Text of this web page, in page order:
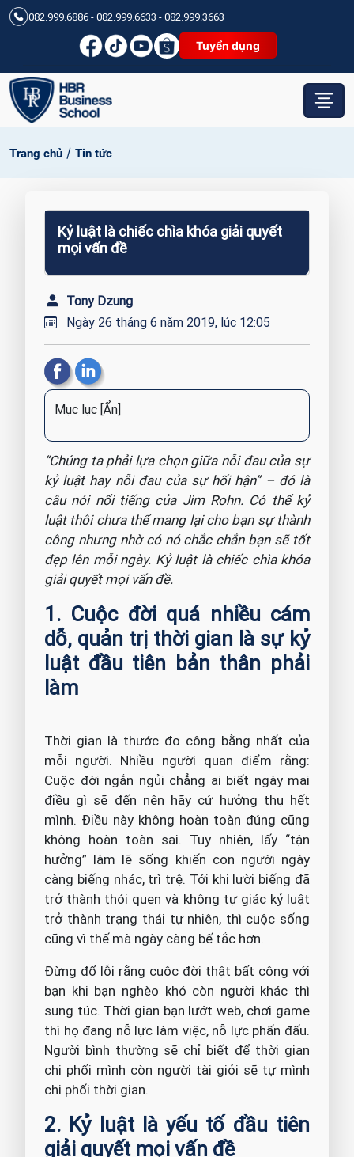
082.999.6886 - 082.999.6633 - 082.999.3663
Tuyển dụng
Trang chủ / Tin tức
Kỷ luật là chiếc chìa khóa giải quyết
mọi vấn đề
Tony Dzung
Ngày 26 tháng 6 năm 2019, lúc 12:05
Mục lục [Ẩn]
“Chúng ta phải lựa chọn giữa nỗi đau của sự
kỷ luật hay nỗi đau của sự hối hận” – đó là
câu nói nổi tiếng của Jim Rohn. Có thể kỷ
luật thôi chưa thể mang lại cho bạn sự thành
công nhưng nhờ có nó chắc chắn bạn sẽ tốt
đẹp lên mỗi ngày. Kỷ luật là chiếc chìa khóa
giải quyết mọi vấn đề.
1. Cuộc đời quá nhiều cám
dỗ, quản trị thời gian là sự kỷ
luật đầu tiên bản thân phải
làm
Thời gian là thước đo công bằng nhất của
mỗi người. Nhiều người quan điểm rằng:
Cuộc đời ngắn ngủi chẳng ai biết ngày mai
điều gì sẽ đến nên hãy cứ hưởng thụ hết
mình. Điều này không hoàn toàn đúng cũng
không hoàn toàn sai. Tuy nhiên, lấy “tận
hưởng” làm lẽ sống khiến con người ngày
càng biếng nhác, trì trệ. Tới khi lười biếng đã
trở thành thói quen và không tự giác kỷ luật
trở thành trạng thái tự nhiên, thì cuộc sống
cũng vì thế mà ngày càng bế tắc hơn.
Đừng đổ lỗi rằng cuộc đời thật bất công với
bạn khi bạn nghèo khó còn người khác thì
sung túc. Thời gian bạn lướt web, chơi game
thì họ đang nỗ lực làm việc, nỗ lực phấn đấu.
Người bình thường sẽ chỉ biết để thời gian
chi phối mình còn người tài giỏi sẽ tự mình
chi phối thời gian.
2. Kỷ luật là yếu tố đầu tiên
giải quyết mọi vấn đề